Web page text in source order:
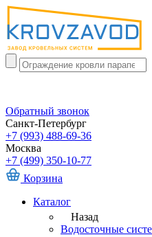
Обратный звонок
Санкт-Петербург
+7 (993) 488-69-36
Москва
+7 (499) 350-10-77
Корзина
Каталог
Назад
Водосточные